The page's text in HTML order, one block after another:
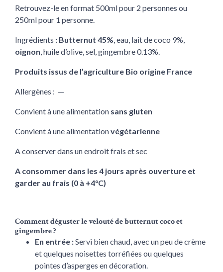
Retrouvez-le en format 500ml pour 2 personnes ou
250ml pour 1 personne.
Ingrédients : Butternut 45%, eau, lait de coco 9%,
oignon, huile d’olive, sel, gingembre 0.13%.
Produits issus de l’agriculture Bio origine France
Allergènes : —
Convient à une alimentation sans gluten
Convient à une alimentationvégétarienne
A conserver dans un endroit frais et sec
A consommer dans les 4 jours après ouverture et
garder au frais (0 à +4°C)
Comment déguster le velouté de butternut coco et
gingembre ?
En entrée :Servi bien chaud, avec un peu de crème
et quelques noisettes torréfiées ou quelques
pointes d’asperges en décoration.